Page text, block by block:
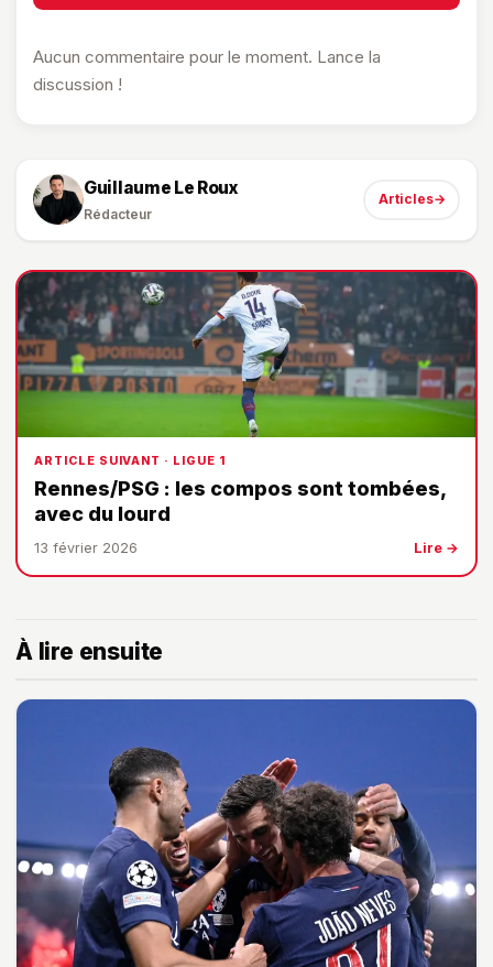
Aucun commentaire pour le moment. Lance la
discussion !
Guillaume Le Roux
Rédacteur
Articles→
ARTICLE SUIVANT · LIGUE 1
Rennes/PSG : les compos sont tombées,
avec du lourd
13 février 2026 Lire →
À lire ensuite